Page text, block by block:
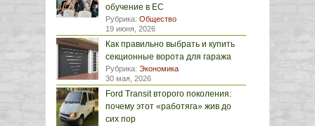
обучение в ЕС
Рубрика: Общество
19 июня, 2026
Как правильно выбрать и купить
секционные ворота для гаража
Рубрика: Экономика
30 мая, 2026
Ford Transit второго поколения:
почему этот «работяга» жив до
сих пор